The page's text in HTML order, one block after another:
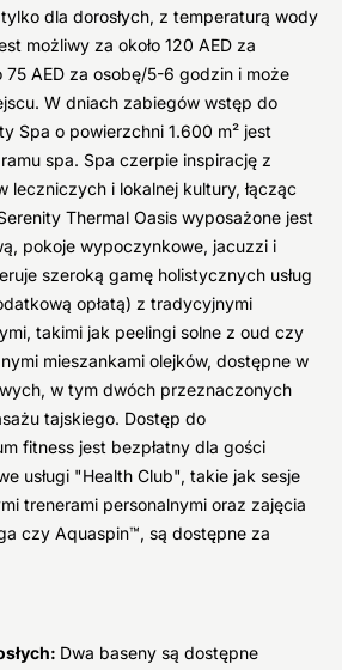
dla dorosłych, z temperaturą wody
możliwy za około 120 AED za
75 AED za osobę/5-6 godzin i może
W dniach zabiegów wstęp do
Spa o powierzchni 1.600 m² jest
spa. Spa czerpie inspirację z
leczniczych i lokalnej kultury, łącząc
Thermal Oasis wyposażone jest
pokoje wypoczynkowe, jacuzzi i
szeroką gamę holistycznych usług
opłatą) z tradycyjnymi
takimi jak peelingi solne z oud czy
mieszankami olejków, dostępne w
w tym dwóch przeznaczonych
tajskiego. Dostęp do
fitness jest bezpłatny dla gości
usługi "Health Club", takie jak sesje
trenerami personalnymi oraz zajęcia
czy Aquaspin™, są dostępne za
Dwa baseny są dostępne